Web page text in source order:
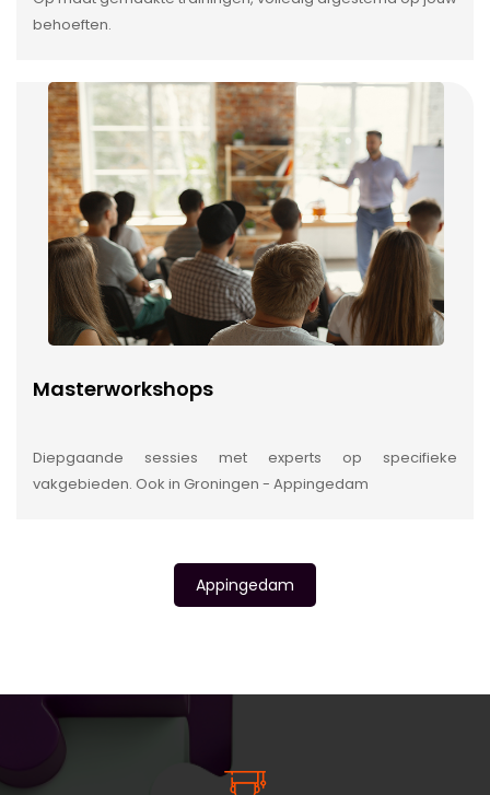
behoeften.
Masterworkshops
Diepgaande sessies met experts op specifieke
vakgebieden. Ook in Groningen - Appingedam
Appingedam
INSIDE INFORMATIE